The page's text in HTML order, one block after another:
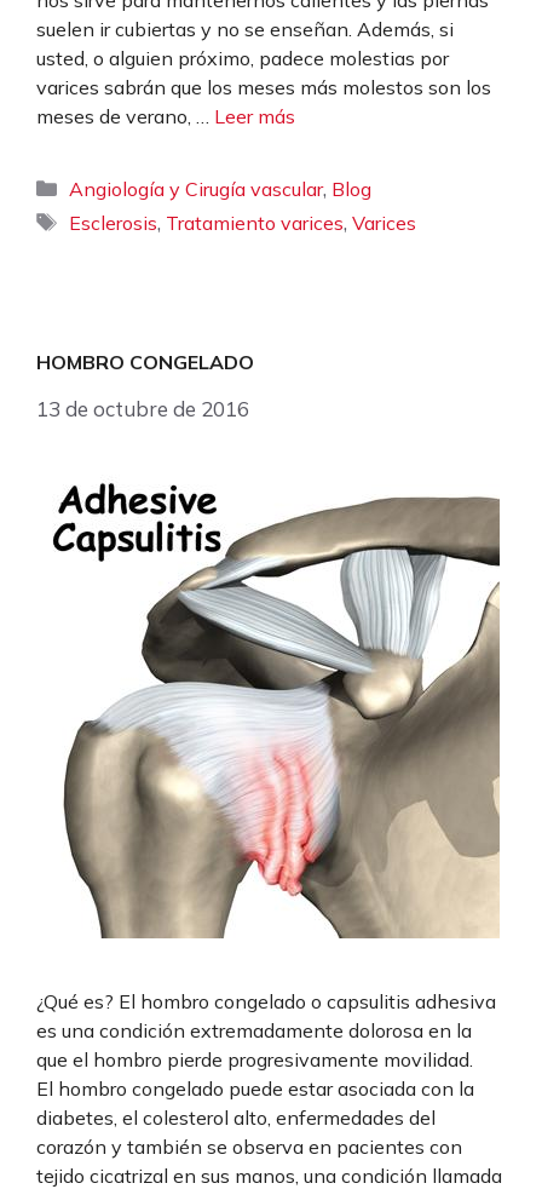
suelen ir cubiertas y no se enseñan. Además, si
usted, o alguien próximo, padece molestias por
varices sabrán que los meses más molestos son los
meses de verano, … Leer más
Categorías
Angiología y Cirugía vascular, Blog
Etiquetas
Esclerosis, Tratamiento varices,Varices
HOMBRO CONGELADO
13 de octubre de 2016
¿Qué es? El hombro congelado o capsulitis adhesiva
es una condición extremadamente dolorosa en la
que el hombro pierde progresivamente movilidad.
El hombro congelado puede estar asociada con la
diabetes, el colesterol alto, enfermedades del
corazón y también se observa en pacientes con
tejido cicatrizal en sus manos, una condición llamada